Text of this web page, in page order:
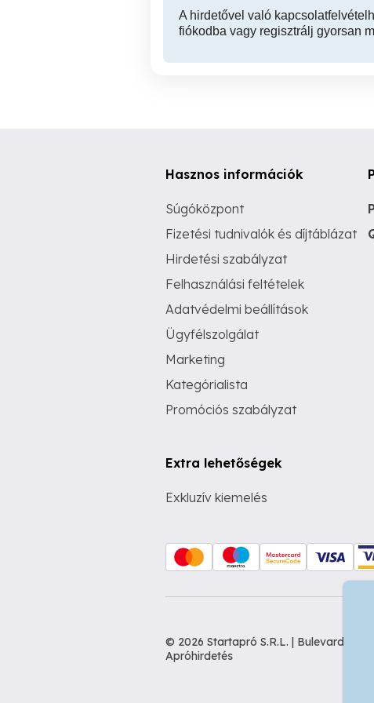
A hirdetővel való
fiókodba vagy regisztrálj gyorsan
Hasznos információk
Súgóközpont
Fizetési tudnivalók és díjtáblázat
Hirdetési szabályzat
Felhasználási feltételek
Adatvédelmi beállítások
Ügyfélszolgálat
Marketing
Kategórialista
Promóciós szabályzat
Extra lehetőségek
Exkluzív kiemelés
© 2026 Startapró S.R.L. | Bulevardul
Apróhirdetés